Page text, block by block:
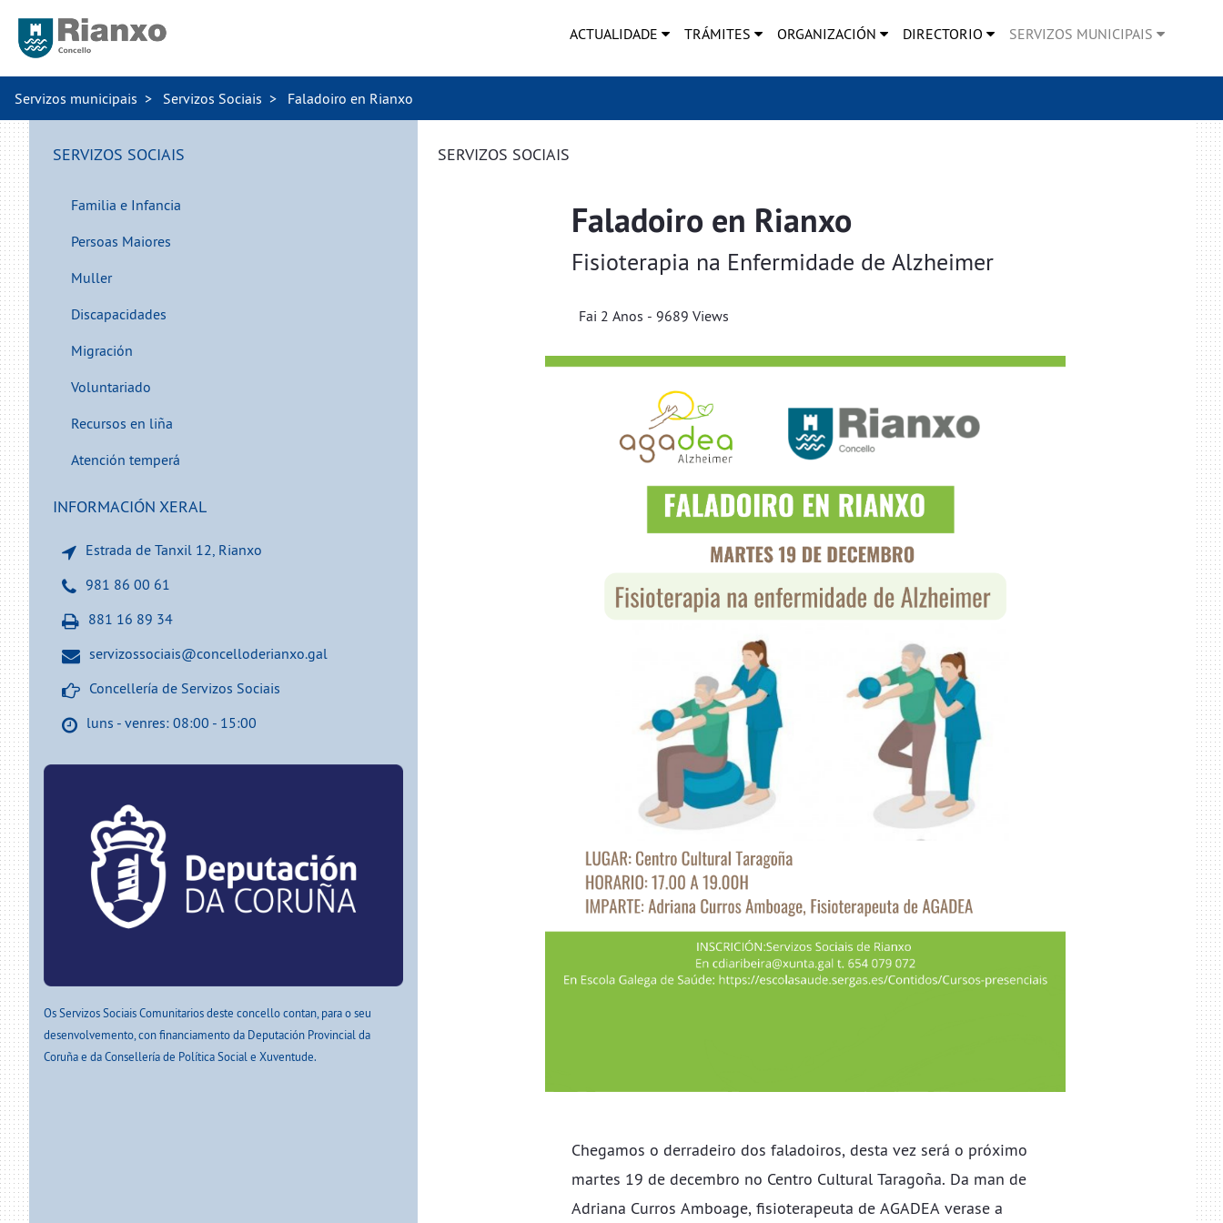
ACTUALIDADE TRÁMITES ORGANIZACIÓN DIRECTORIO SERVIZOS MUNICIPAIS
Servizos municipais Servizos Sociais Faladoiro en Rianxo
SERVIZOS SOCIAIS
Familia e Infancia
Persoas Maiores
Muller
Discapacidades
Migración
Voluntariado
Recursos en liña
Atención temperá
INFORMACIÓN XERAL
Estrada de Tanxil 12, Rianxo
981 86 00 61
881 16 89 34
servizossociais@concelloderianxo.gal
Concellería de Servizos Sociais
luns - venres: 08:00 - 15:00
Os Servizos Sociais Comunitarios deste concello contan, para o seu
desenvolvemento, con financiamento da Deputación Provincial da
Coruña e da Consellería de Política Social e Xuventude.
SERVIZOS SOCIAIS
Faladoiro en Rianxo
Fisioterapia na Enfermidade de Alzheimer
Fai 2 Anos - 9689 Views
Chegamos o derradeiro dos faladoiros, desta vez será o próximo
martes 19 de decembro no Centro Cultural Taragoña. Da man de
Adriana Curros Amboage, fisioterapeuta de AGADEA verase a